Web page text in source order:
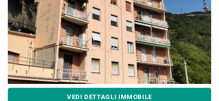
VEDI DETTAGLI IMMOBILE